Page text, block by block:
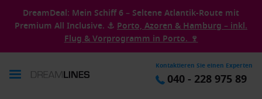
DreamDeal: Mein Schiff 6 – Seltene Atlantik-Route mit
Premium All Inclusive. ⚓ Porto, Azoren & Hamburg – inkl.
Flug & Vorprogramm in Porto. 🍷
Kontaktieren Sie einen Experten
040 - 228 975 89